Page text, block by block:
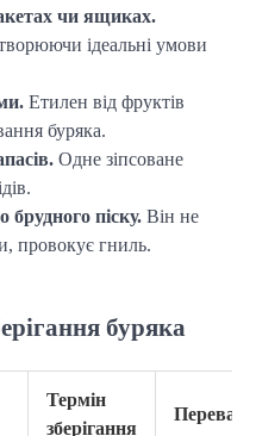
чи ящиках.
ідеальні умови
Етилен від фруктів
буряка.
Одне зіпсоване
брудного піску. Він не
провокує гниль.
буряка
Термін
зберігання
Переваги